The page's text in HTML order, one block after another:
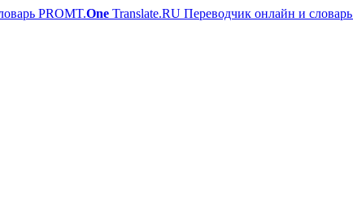
PROMT.One Translate.RU Переводчик онлайн и словарь